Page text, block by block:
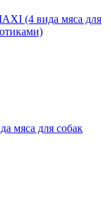
(4 вида мяса для
мяса для собак